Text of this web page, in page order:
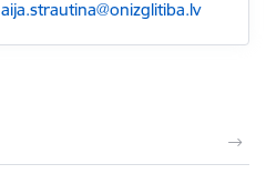
E-pasts:
aija.strautina@onizglitiba.lv